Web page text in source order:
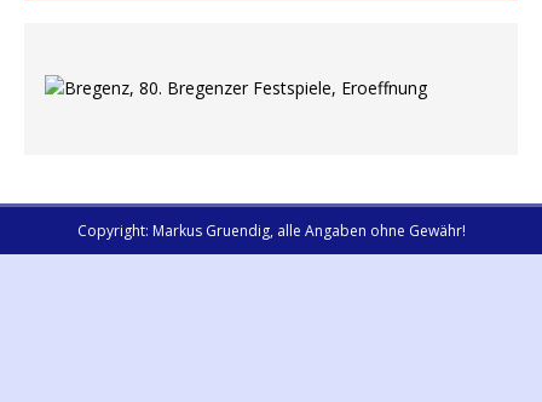
Copyright: Markus Gruendig, alle Angaben ohne Gewähr!